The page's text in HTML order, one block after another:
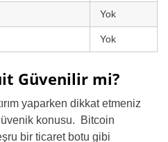
Yok
Yok
Güvenilir mi?
yaparken dikkat etmeniz
konusu. Bitcoin
bir ticaret botu gibi